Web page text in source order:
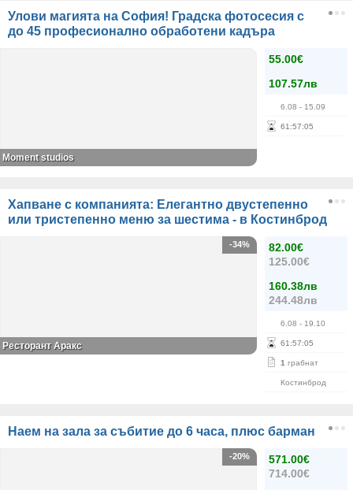
Улови магията на София! Градска фотосесия с
до 45 професионално обработени кадъра
55.00€
107.57лв
6.08 - 15.09
61 :57:04
Moment studios
Хапване с компанията: Елегантно двустепенно
или тристепенно меню за шестима - в Костинброд
82.00€
125.00€
160.38лв
244.48лв
6.08 - 19.10
61 :57:04
1 грабнат
Костинброд
-34%
Ресторант Аракс
Наем на зала за събитие до 6 часа, плюс барман
571.00€
714.00€
-20%